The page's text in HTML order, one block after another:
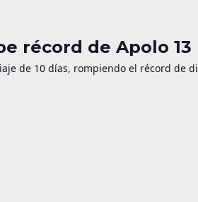
récord de Apolo 13
de 10 días, rompiendo el récord de